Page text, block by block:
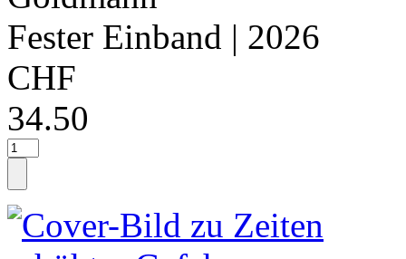
Fester Einband | 2026
CHF
34.50